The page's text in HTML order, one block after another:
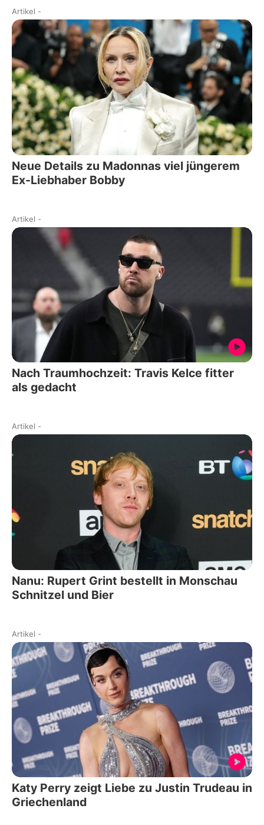
Artikel -
Neue Details zu Madonnas viel jüngerem
Ex-Liebhaber Bobby
Artikel -
Nach Traumhochzeit: Travis Kelce fitter
als gedacht
Artikel -
Nanu: Rupert Grint bestellt in Monschau
Schnitzel und Bier
Artikel -
Katy Perry zeigt Liebe zu Justin Trudeau in
Griechenland